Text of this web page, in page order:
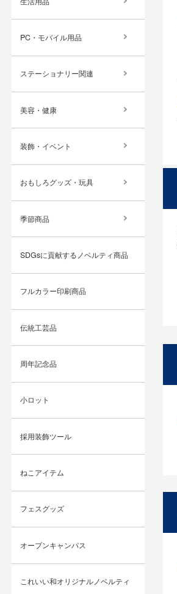
PC・モバイル用品
ステーショナリー関連
美容・健康
装飾・イベント
おもしろグッズ・玩具
季節商品
SDGsに貢献するノベルティ商品
フルカラー印刷商品
伝統工芸品
周年記念品
小ロット
採用装飾ツール
ねこアイテム
フェスグッズ
オープンキャンパス
これいい和オリジナルノベルティ